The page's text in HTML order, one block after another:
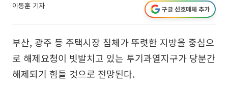
이동훈 기자 구글 선호매체 추가
부산, 광주 등 주택시장 침체가 뚜렷한 지방을 중심으
로 해제요청이 빗발치고 있는 투기과열지구가 당분간
해제되기 힘들 것으로 전망된다.